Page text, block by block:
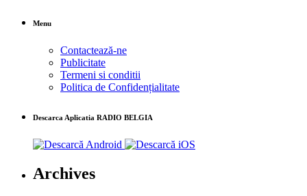
Menu
Contactează-ne
Publicitate
Termeni si conditii
Politica de Confidențialitate
Descarca Aplicatia RADIO BELGIA
Archives